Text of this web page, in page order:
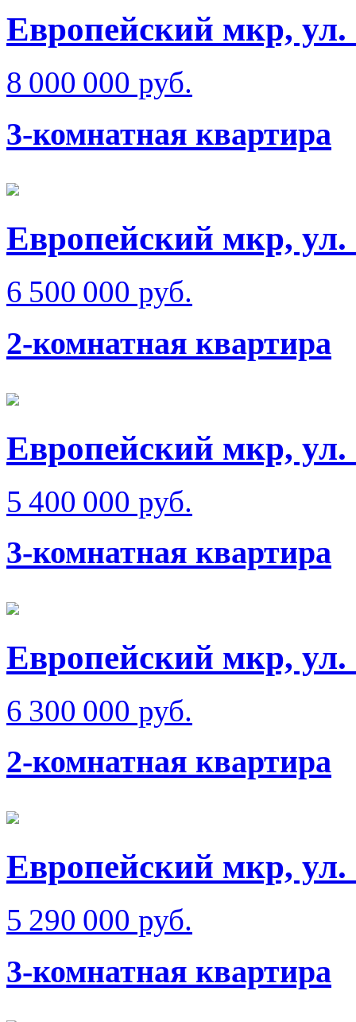
Европейский мкр, ул.
8 000 000 руб.
3-комнатная квартира
Европейский мкр, ул.
6 500 000 руб.
2-комнатная квартира
Европейский мкр, ул.
5 400 000 руб.
3-комнатная квартира
Европейский мкр, ул.
6 300 000 руб.
2-комнатная квартира
Европейский мкр, ул.
5 290 000 руб.
3-комнатная квартира